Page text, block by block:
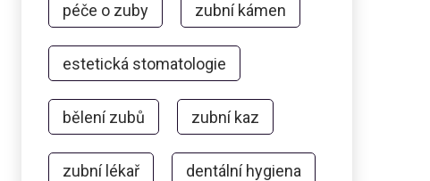
péče o zuby zubní kámen
estetická stomatologie
bělení zubů zubní kaz
zubní lékař dentální hygiena